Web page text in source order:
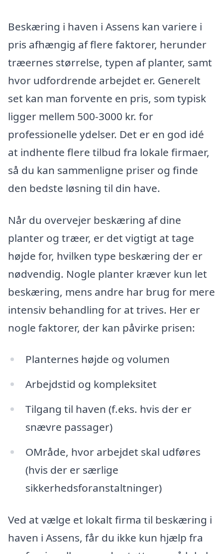
Beskæring i haven i Assens kan variere i
pris afhængig af flere faktorer, herunder
træernes størrelse, typen af planter, samt
hvor udfordrende arbejdet er. Generelt
set kan man forvente en pris, som typisk
ligger mellem 500-3000 kr. for
professionelle ydelser. Det er en god idé
at indhente flere tilbud fra lokale firmaer,
så du kan sammenligne priser og finde
den bedste løsning til din have.
Når du overvejer beskæring af dine
planter og træer, er det vigtigt at tage
højde for, hvilken type beskæring der er
nødvendig. Nogle planter kræver kun let
beskæring, mens andre har brug for mere
intensiv behandling for at trives. Her er
nogle faktorer, der kan påvirke prisen:
Planternes højde og volumen
Arbejdstid og kompleksitet
Tilgang til haven (f.eks. hvis der er
snævre passager)
OMråde, hvor arbejdet skal udføres
(hvis der er særlige
sikkerhedsforanstaltninger)
Ved at vælge et lokalt firma til beskæring i
haven i Assens, får du ikke kun hjælp fra